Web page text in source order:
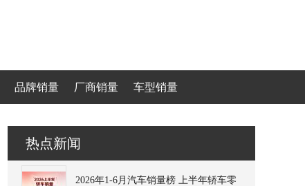
品牌销量 厂商销量 车型销量
热点新闻
2026年1-6月汽车销量榜 上半年轿车零